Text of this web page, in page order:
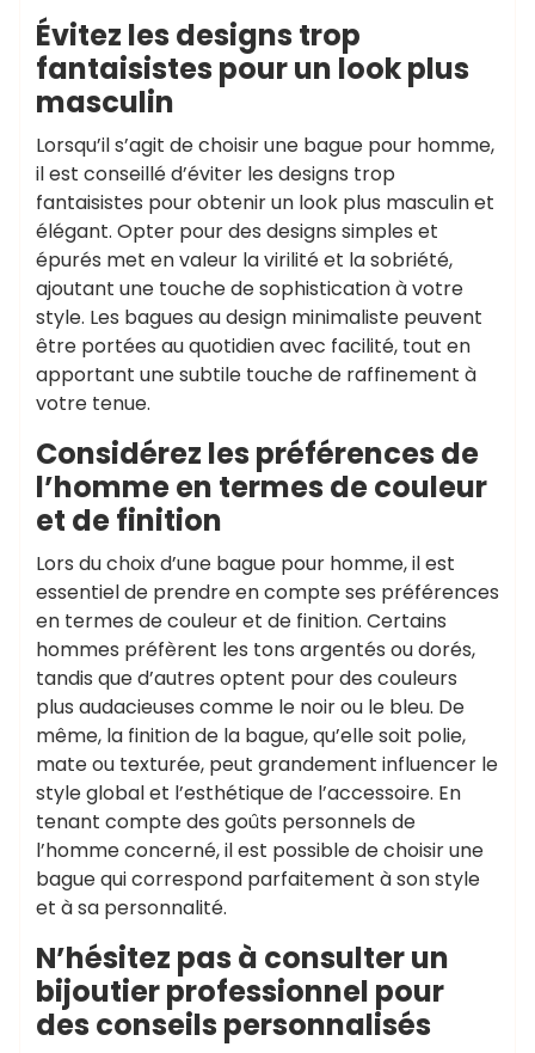
Évitez les designs trop
fantaisistes pour un look plus
masculin
Lorsqu’il s’agit de choisir une bague pour homme,
il est conseillé d’éviter les designs trop
fantaisistes pour obtenir un look plus masculin et
élégant. Opter pour des designs simples et
épurés met en valeur la virilité et la sobriété,
ajoutant une touche de sophistication à votre
style. Les bagues au design minimaliste peuvent
être portées au quotidien avec facilité, tout en
apportant une subtile touche de raffinement à
votre tenue.
Considérez les préférences de
l’homme en termes de couleur
et de finition
Lors du choix d’une bague pour homme, il est
essentiel de prendre en compte ses préférences
en termes de couleur et de finition. Certains
hommes préfèrent les tons argentés ou dorés,
tandis que d’autres optent pour des couleurs
plus audacieuses comme le noir ou le bleu. De
même, la finition de la bague, qu’elle soit polie,
mate ou texturée, peut grandement influencer le
style global et l’esthétique de l’accessoire. En
tenant compte des goûts personnels de
l’homme concerné, il est possible de choisir une
bague qui correspond parfaitement à son style
et à sa personnalité.
N’hésitez pas à consulter un
bijoutier professionnel pour
des conseils personnalisés